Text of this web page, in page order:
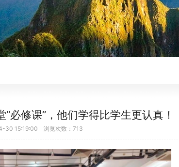
修课”，他们学得比学生更认真！
30 15:19:00 浏览次数：713